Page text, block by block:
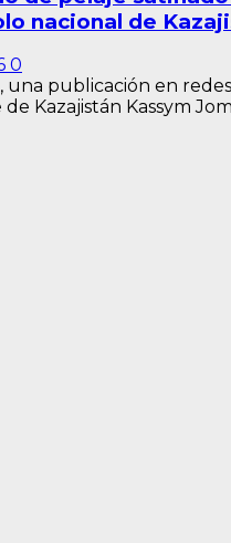
nacional de
0
una publicación en redes
Kazajistán Kassym